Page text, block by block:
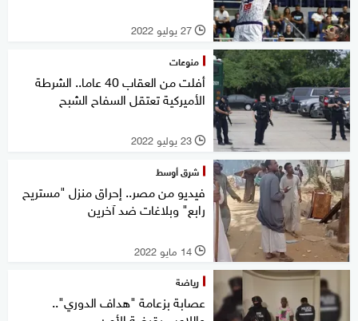
l 27 يوليو 2022
منوعات
أفلت من العقاب 40 عاما.. الشرطة
الأميركية تعتقل السفاح الشبح
l 23 يوليو 2022
شرق أوسط
فيديو من مصر.. إحراق منزل "مستريح
رابع" وبلاغات ضد آخرين
l 14 مايو 2022
رياضة
عصابة بزعامة "هداف الدوري"..